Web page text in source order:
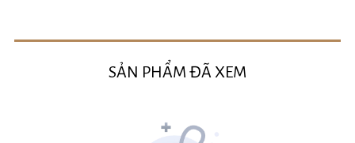
SẢN PHẨM ĐÃ XEM